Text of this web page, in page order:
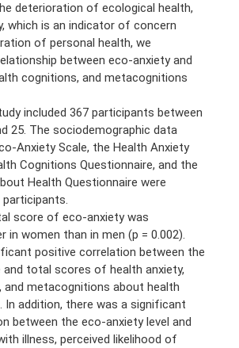
deterioration of ecological health,
which is an indicator of concern
of personal health, we
between eco-anxiety and
cognitions, and metacognitions
included 367 participants between
25. The sociodemographic data
Anxiety Scale, the Health Anxiety
Cognitions Questionnaire, and the
Health Questionnaire were
score of eco-anxiety was
in women than in men (p = 0.002).
positive correlation between the
total scores of health anxiety,
and metacognitions about health
In addition, there was a significant
between the eco-anxiety level and
illness, perceived likelihood of